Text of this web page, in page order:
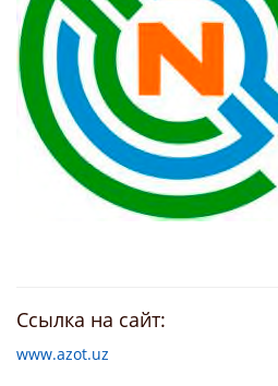
Ссылка на сайт:
www.azot.uz